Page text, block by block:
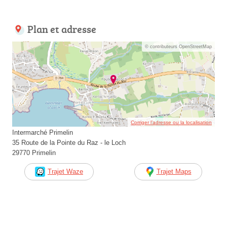
Plan et adresse
© contributeurs OpenStreetMap
Corriger l’adresse ou la localisation
Intermarché Primelin
35 Route de la Pointe du Raz - le Loch
29770 Primelin
Trajet Waze Trajet Maps